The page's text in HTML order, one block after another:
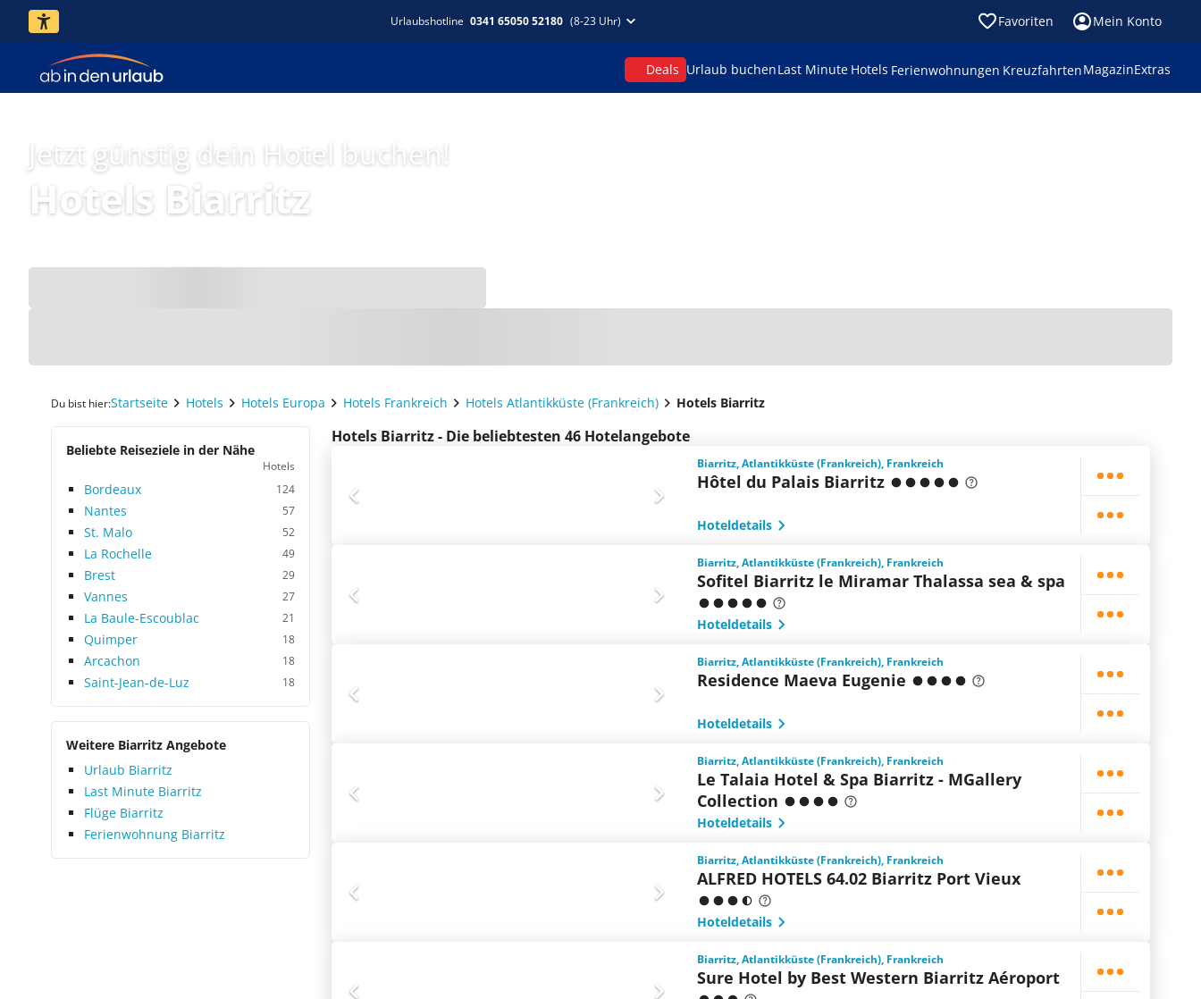
Urlaubshotline 0341 65050 52180 (8-23 Uhr) Favoriten Mein Konto
Deals Urlaub buchenLast Minute Hotels Ferienwohnungen KreuzfahrtenMagazinExtras
Jetzt günstig dein Hotel buchen!
Hotels Biarritz
Du bist hier:Startseite Hotels Hotels Europa Hotels Frankreich Hotels Atlantikküste (Frankreich) Hotels Biarritz
Beliebte Reiseziele in der Nähe
Hotels
Bordeaux 124
Nantes 57
St. Malo 52
La Rochelle 49
Brest 29
Vannes 27
La Baule-Escoublac 21
Quimper 18
Arcachon 18
Saint-Jean-de-Luz 18
Weitere Biarritz Angebote
Urlaub Biarritz
Last Minute Biarritz
Flüge Biarritz
Ferienwohnung Biarritz
Hotels Biarritz - Die beliebtesten 46 Hotelangebote
Biarritz, Atlantikküste (Frankreich), Frankreich
Hôtel du Palais Biarritz
Hoteldetails
Biarritz, Atlantikküste (Frankreich), Frankreich
Sofitel Biarritz le Miramar Thalassa sea & spa
Hoteldetails
Biarritz, Atlantikküste (Frankreich), Frankreich
Residence Maeva Eugenie
Hoteldetails
Biarritz, Atlantikküste (Frankreich), Frankreich
Le Talaia Hotel & Spa Biarritz - MGallery
Collection
Hoteldetails
Biarritz, Atlantikküste (Frankreich), Frankreich
ALFRED HOTELS 64.02 Biarritz Port Vieux
Hoteldetails
Biarritz, Atlantikküste (Frankreich), Frankreich
Sure Hotel by Best Western Biarritz Aéroport